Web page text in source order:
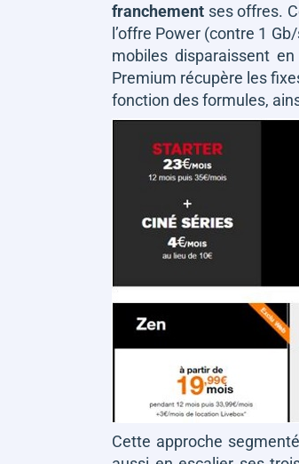
franchement ses offres.
l’offre Power (contre 1
mobiles disparaissent
Premium récupère les
fonction des formules,
Cette approche